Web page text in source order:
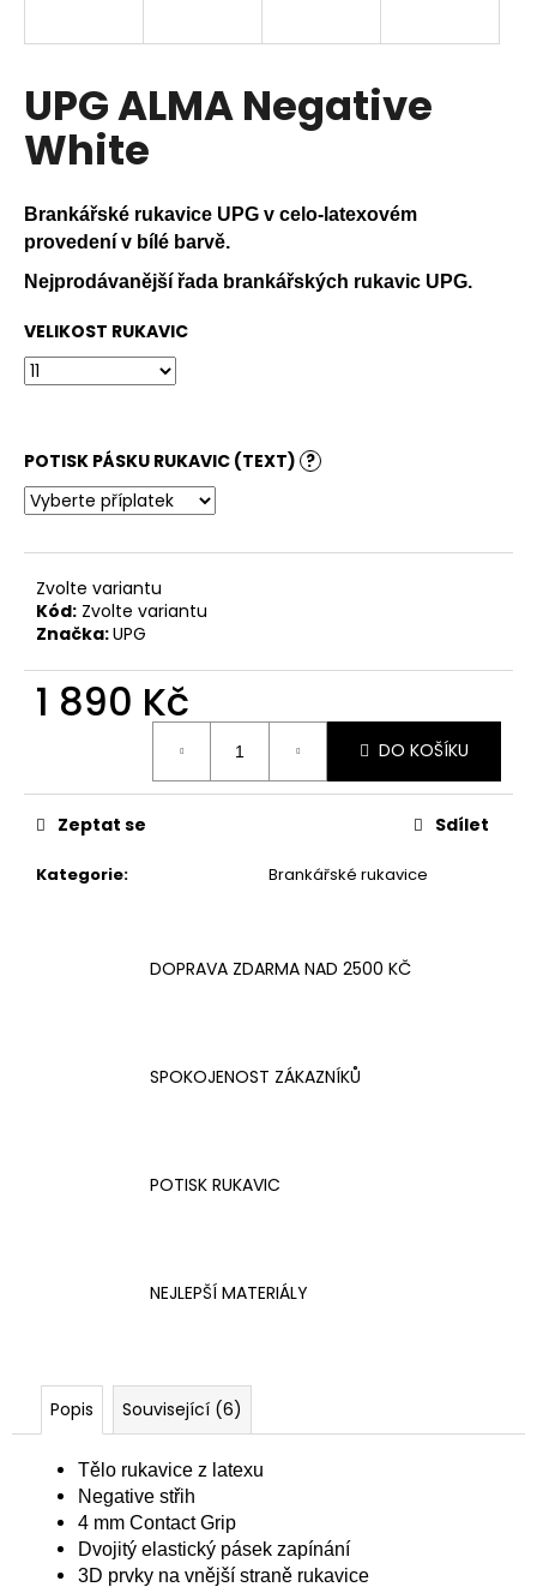
UPG ALMA Negative
White
Brankářské rukavice UPG v celo-latexovém
provedení v bílé barvě.
Nejprodávanější řada brankářských rukavic UPG.
VELIKOST RUKAVIC
POTISK PÁSKU RUKAVIC (TEXT) ?
Zvolte variantu
Kód: Zvolte variantu
Značka:UPG
1 890 Kč
DO KOŠÍKU
Kategorie: Brankářské rukavice
Zeptat se Sdílet
DOPRAVA ZDARMA NAD 2500 KČ
SPOKOJENOST ZÁKAZNÍKŮ
POTISK RUKAVIC
NEJLEPŠÍ MATERIÁLY
Popis Související (6)
Tělo rukavice z latexu
Negative střih
4 mm Contact Grip
Dvojitý elastický pásek zapínání
3D prvky na vnější straně rukavice
í
t
?
HLEDAT
D
o
r
u
e
m
e